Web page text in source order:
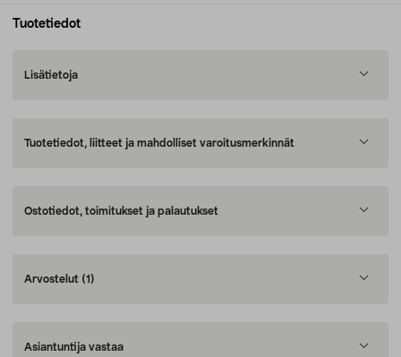
Tuotetiedot
Lisätietoja
Tuotetiedot, liitteet ja mahdolliset varoitusmerkinnät
Ostotiedot, toimitukset ja palautukset
Arvostelut (1)
Asiantuntija vastaa